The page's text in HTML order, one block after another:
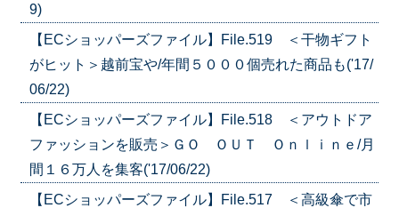
9)
【ECショッパーズファイル】File.519 ＜干物ギフト
がヒット＞越前宝や/年間５０００個売れた商品も('17/
06/22)
【ECショッパーズファイル】File.518 ＜アウトドア
ファッションを販売＞ＧＯ ＯＵＴ Ｏｎｌｉｎｅ/月
間１６万人を集客('17/06/22)
【ECショッパーズファイル】File.517 ＜高級傘で市